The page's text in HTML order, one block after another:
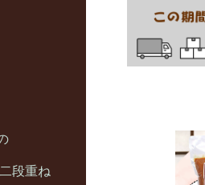
段重ね